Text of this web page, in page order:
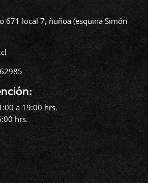
671 local 7, ñuñoa (esquina Simón
a 19:00 hrs.
hrs.